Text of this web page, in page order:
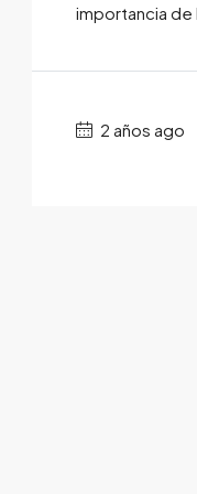
importancia de
2 años ago